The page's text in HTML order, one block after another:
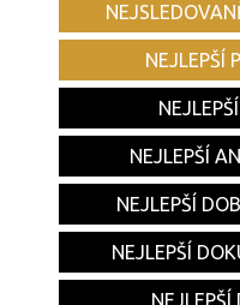
NEJLEPŠÍ
NEJLEPŠÍ
NEJLEPŠÍ
NEJLEPŠÍ